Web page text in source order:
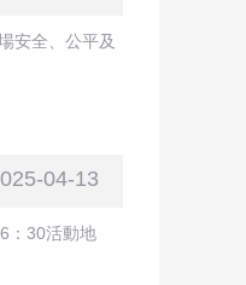
安全、公平及
04-13
：30活動地